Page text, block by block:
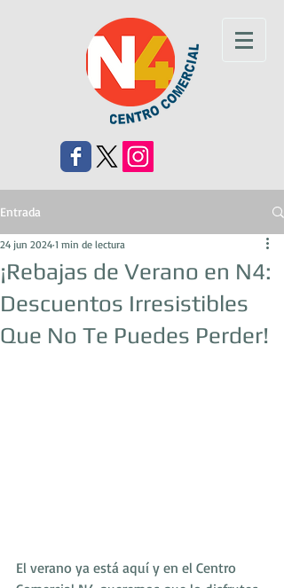
Entrada
¡Rebajas de Verano en N4:
Descuentos Irresistibles
Que No Te Puedes Perder!
24 jun 2024 1 min de lectura
El verano ya está aquí y en el Centro